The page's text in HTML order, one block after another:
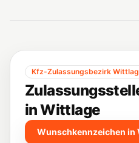
Kfz-Zulassungsbezirk
inWittlage
Wunschkennzeichen in